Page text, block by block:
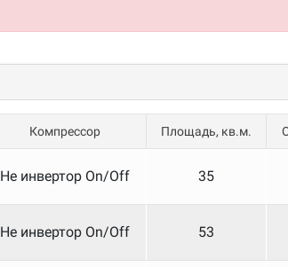
Компрессор Площадь, кв.м.
Не инвертор On/Off 35
Не инвертор On/Off 53